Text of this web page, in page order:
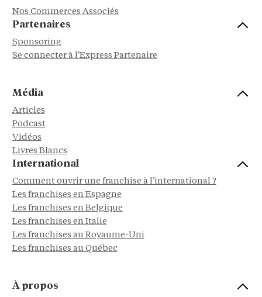
Nos Commerces Associés
Partenaires
Sponsoring
Se connecter à l'Express Partenaire
Média
Articles
Podcast
Vidéos
Livres Blancs
International
Comment ouvrir une franchise à l'international ?
Les franchises en Espagne
Les franchises en Belgique
Les franchises en Italie
Les franchises au Royaume-Uni
Les franchises au Québec
À propos